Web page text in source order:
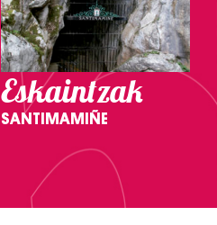
Eskaintzak
SANTIMAMIÑE